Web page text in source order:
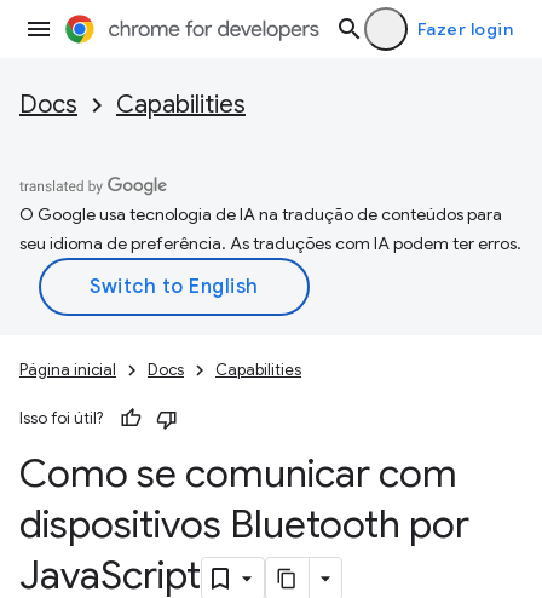
Fazer login
Docs Capabilities
O Google usa tecnologia de IA na tradução de conteúdos para
seu idioma de preferência. As traduções com IA podem ter erros.
Página inicial Docs Capabilities
Isso foi útil?
Como se comunicar com
dispositivos Bluetooth por
JavaScript